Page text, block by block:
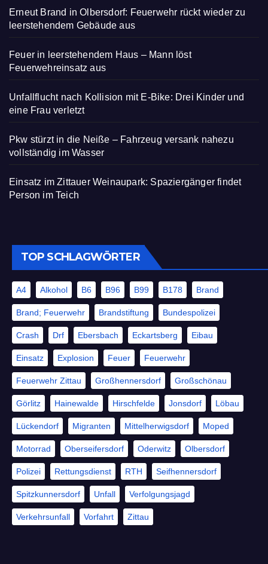
Erneut Brand in Olbersdorf: Feuerwehr rückt wieder zu
leerstehendem Gebäude aus
Feuer in leerstehendem Haus – Mann löst
Feuerwehreinsatz aus
Unfallflucht nach Kollision mit E-Bike: Drei Kinder und
eine Frau verletzt
Pkw stürzt in die Neiße – Fahrzeug versank nahezu
vollständig im Wasser
Einsatz im Zittauer Weinaupark: Spaziergänger findet
Person im Teich
TOP SCHLAGWÖRTER
A4 Alkohol B6 B96 B99 B178 Brand
Brand; Feuerwehr Brandstiftung Bundespolizei
Crash Drf Ebersbach Eckartsberg Eibau
Einsatz Explosion Feuer Feuerwehr
Feuerwehr Zittau Großhennersdorf Großschönau
Görlitz Hainewalde Hirschfelde Jonsdorf Löbau
Lückendorf Migranten Mittelherwigsdorf Moped
Motorrad Oberseifersdorf Oderwitz Olbersdorf
Polizei Rettungsdienst RTH Seifhennersdorf
Spitzkunnersdorf Unfall Verfolgungsjagd
Verkehrsunfall Vorfahrt Zittau